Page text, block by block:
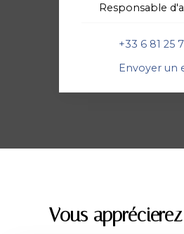
Responsable
+33 6 81 25
Envoyer un
Vous apprécierez